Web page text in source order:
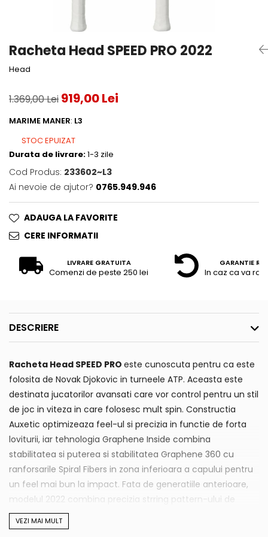
Gripuri & overgripuri
Accesorii teren tenis
Testeaza rachete
Racheta Head SPEED PRO 2022
Head
1.369,00 Lei 919,00 Lei
MARIME MANER: L3
STOC EPUIZAT
Durata de livrare:1-3 zile
Cod Produs: 233602~L3
Ai nevoie de ajutor? 0765.949.946
ADAUGA LA FAVORITE
CERE INFORMATII
LIVRARE GRATUITA
Comenzi de peste 250 lei
GARANTIE
In caz ca va
DESCRIERE
Racheta Head SPEED PRO este cunoscuta pentru ca este
folosita de Novak Djokovic in turneele ATP. Aceasta este
destinata jucatorilor avansati care vor control pentru un stil
de joc in viteza in care folosesc mult spin. Constructia
Auxetic optimizeaza feel-ul si precizia in functie de forta
loviturii, iar tehnologia Graphene Inside combina
stabilitatea si puterea si stabilitatea Graphene 360 cu
ranforsarile Spiral Fibers in zona inferioara a capului pentru
un feel mai bun la impact. Fata de generatiile anterioare,
modelul 2022 combina precizia strring pattern-ului de
18x20 cu o raportul ideal de stabilitate si viteza.
VEZI MAI MULT